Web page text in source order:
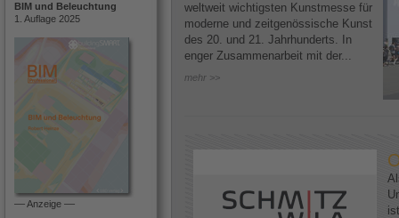
BIM und Beleuchtung
1. Auflage 2025
–– Anzeige ––
weltweit wichtigsten Kunstmesse für
moderne und zeitgenössische Kunst
des 20. und 21. Jahrhunderts. In
enger Zusammenarbeit mit der...
mehr >>